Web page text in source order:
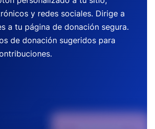
y redes sociales. Dirige a
a tu página de donación segura.
de donación sugeridos para